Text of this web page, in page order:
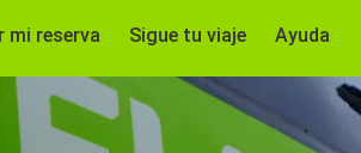
mi reserva Sigue tu viaje Ayuda